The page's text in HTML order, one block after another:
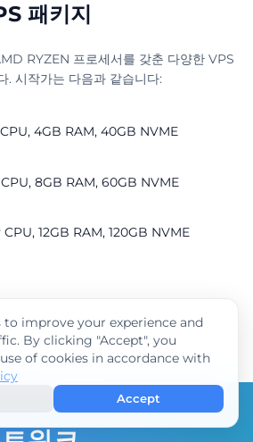
패키지
RYZEN 프로세서를 갖춘 다양한 VPS
. 시작가는 다음과 같습니다:
4GB RAM, 40GB NVME
8GB RAM, 60GB NVME
12GB RAM, 120GB NVME
to improve your experience and
By clicking "Accept", you
of cookies in accordance with
Accept